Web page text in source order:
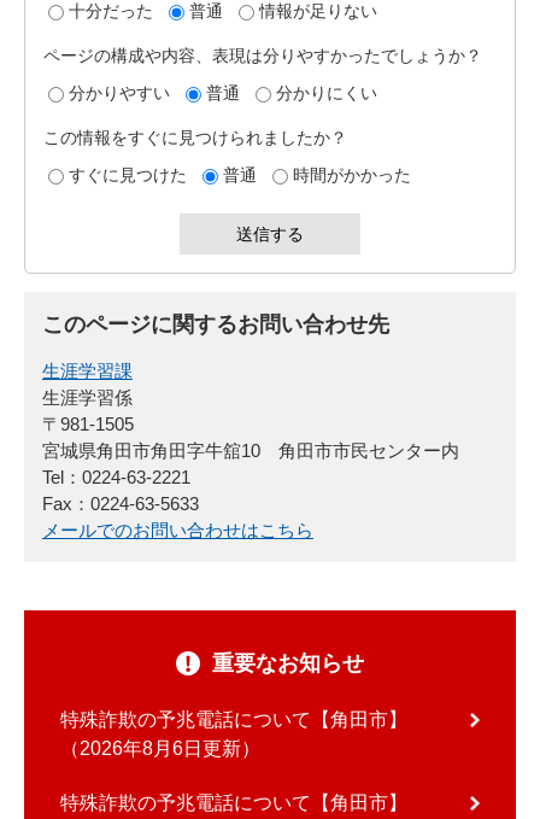
十分だった
普通 情報が足りない
ページの構成や内容、表現は分りやすかったでしょうか？
分かりやすい
普通 分かりにくい
この情報をすぐに見つけられましたか？
すぐに見つけた
普通 時間がかかった
このページに関するお問い合わせ先
生涯学習課
生涯学習係
〒981-1505
宮城県角田市角田字牛舘10 角田市市民センター内
Tel：0224-63-2221
Fax：0224-63-5633
メールでのお問い合わせはこちら
重要なお知らせ
特殊詐欺の予兆電話について【角田市】
2026年8月6日更新
特殊詐欺の予兆電話について【角田市】